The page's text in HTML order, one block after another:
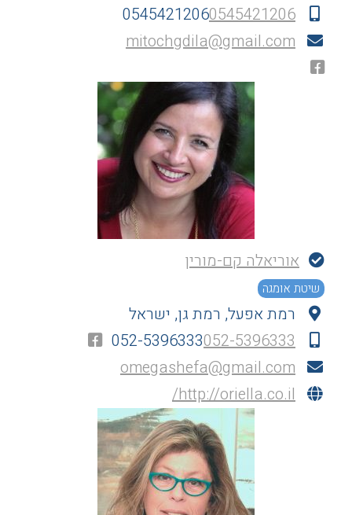
05454212060545421206
mitochgdila@gmail.com
אוריאלה קם-מורין
שיטת אומגה
רמת אפעל, רמת גן, ישראל
052-5396333052-5396333
omegashefa@gmail.com
http://oriella.co.il/